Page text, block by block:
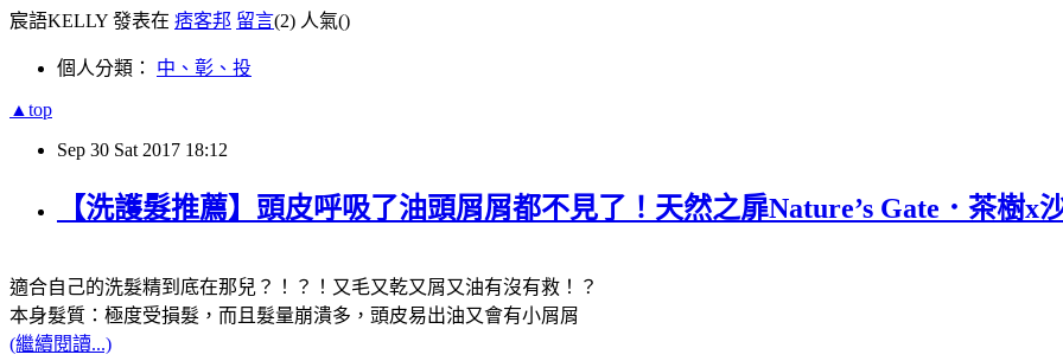
宸語KELLY 發表在 痞客邦 留言(2) 人氣()
個人分類： 中、彰、投
▲top
Sep 30 Sat 2017 18:12
【洗護髮推薦】頭皮呼吸了油頭屑屑都不見了！天然之扉Nature’s Gate．茶樹x
適合自己的洗髮精到底在那兒？！？！又毛又乾又屑又油有沒有救！？
本身髮質：極度受損髮，而且髮量崩潰多，頭皮易出油又會有小屑屑
(繼續閱讀...)